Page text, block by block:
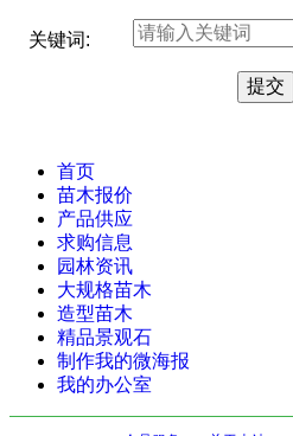
关键词:
首页
苗木报价
产品供应
求购信息
园林资讯
大规格苗木
造型苗木
精品景观石
制作我的微海报
我的办公室